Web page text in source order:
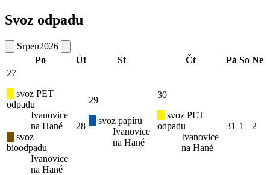
Svoz odpadu
Srpen2026
Po
Út St Čt Pá So Ne
27
svoz PET
odpadu
Ivanovice
na Hané
svoz
bioodpadu
Ivanovice
na Hané
28
29
svoz papíru
Ivanovice
na Hané
30
svoz PET
odpadu
Ivanovice
na Hané
31 1 2